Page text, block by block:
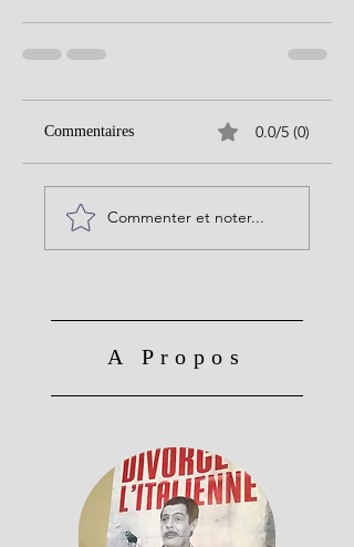
Commentaires 0.0/5 (0)
Commenter et noter...
A Propos